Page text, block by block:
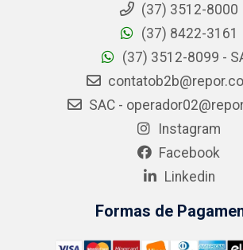
(37) 3512-8000
(37) 8422-3161
(37) 3512-8099 -
SAC -
Instagram
Facebook
Linkedin
Formas de